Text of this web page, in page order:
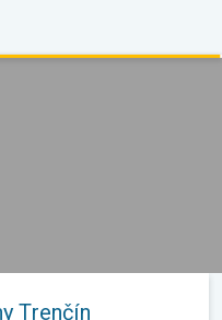
Trenčín